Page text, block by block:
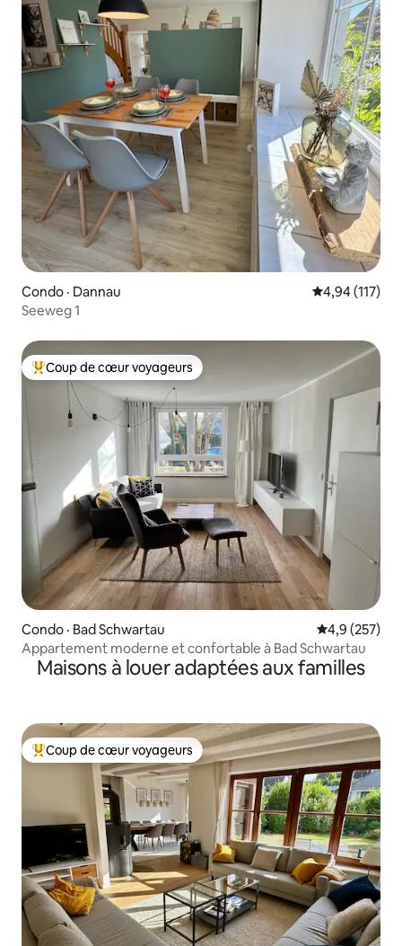
Condo · Dannau Note
4,94 (117)
Seeweg 1
Coup de cœur voyageurs parmi les plus aimés
Coup de cœur voyageurs
Condo · Bad Schwartau Note
4,9 (257)
Appartement moderne et confortable à Bad Schwartau
Maisons à louer adaptées aux familles
Coup de cœur voyageurs parmi les plus aimés
Coup de cœur voyageurs